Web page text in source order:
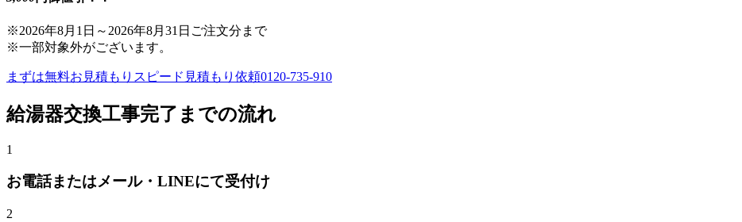
※2026年8月1日 ～ 2026年8月31日 ご注文分まで
※一部対象外がございます。
まずは無料お見積もり スピード見積もり依頼0120-735-910
給湯器交換工事完了までの流れ
1
お電話またはメール・LINEにて受付け
2